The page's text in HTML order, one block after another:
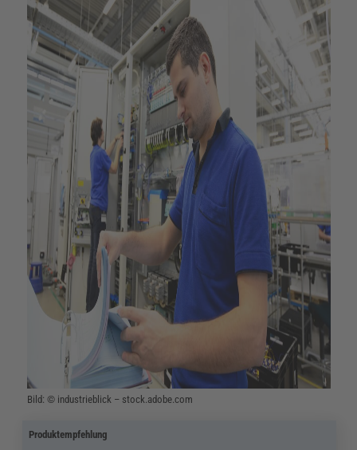
Bild: © industrieblick – stock.adobe.com
Produktempfehlung